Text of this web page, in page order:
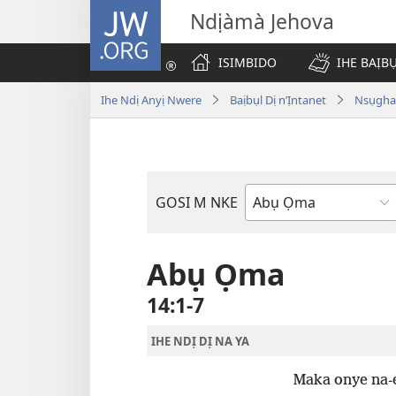
JW.ORG Ndịàmà Jehova
ISIMBIDO
IHE
Ihe Ndị Anyị Nwere Baịbụl Dị n’Ịntanet
GOSI M NKE
Akwụkwọ
Abụ Ọma
14:1-7
IHE NDỊ DỊ NA YA
Maka onye